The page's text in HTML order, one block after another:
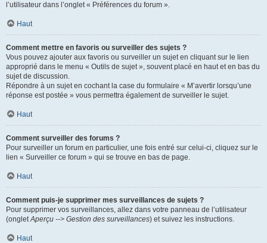
l’utilisateur dans l’onglet « Préférences du forum ».
Haut
Comment mettre en favoris ou surveiller des sujets ?
Vous pouvez ajouter aux favoris ou surveiller un sujet en cliquant sur le lien
approprié dans le menu « Outils de sujet », souvent placé en haut et en bas du
sujet de discussion.
Répondre à un sujet en cochant la case du formulaire « M’avertir lorsqu’une
réponse est postée » vous permettra également de surveiller le sujet.
Haut
Comment surveiller des forums ?
Pour surveiller un forum en particulier, une fois entré sur celui-ci, cliquez sur le
lien « Surveiller ce forum » qui se trouve en bas de page.
Haut
Comment puis-je supprimer mes surveillances de sujets ?
Pour supprimer vos surveillances, allez dans votre panneau de l’utilisateur
(ongletAperçu --> Gestion des surveillances) et suivez les instructions.
Haut